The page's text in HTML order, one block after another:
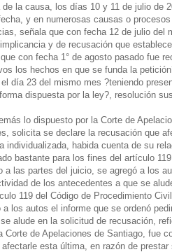
la causa, los días 10 y 11 de julio de
y en numerosas causas o
señala que con fecha 12 de julio del
y de recusación que
con fecha 1° de agosto pasado fue
los hechos en que se funda la
día 23 del mismo mes ?teniendo
dispuesta por la ley?, resolución
lo dispuesto por la Corte de
solicita se declare la recusación que
habida cuenta de su
bastante para los fines del artículo
las partes del juicio, se agregó a los
de los antecedentes a que se
119 del Código de Procedimiento
los autos el informe que se ordenó
alude en la solicitud de recusación,
Corte de Apelaciones de Santiago, fue
esta última, en razón de